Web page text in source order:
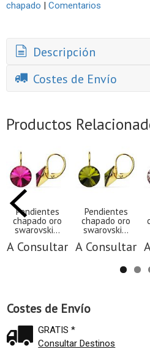
Costes de Envío
GRATIS *
Consultar Destinos
chapado | Comentarios
Descripción
Costes de Envío
Productos
Pendientes
chapado oro
swarovski...
A Consultar
Pendientes
chapado oro
swarovski...
A Consultar